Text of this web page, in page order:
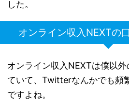
した。
オンライン収入NEXTの
オンライン収入NEXTは僕以
ていて、Twitterなんかでも頻
ですよね。